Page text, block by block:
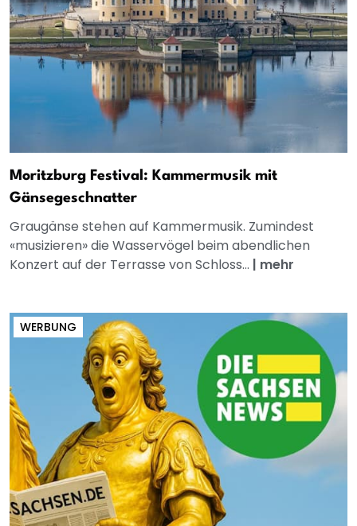
Moritzburg Festival: Kammermusik mit
Gänsegeschnatter
Graugänse stehen auf Kammermusik. Zumindest
«musizieren» die Wasservögel beim abendlichen
Konzert auf der Terrasse von Schloss... | mehr
WERBUNG